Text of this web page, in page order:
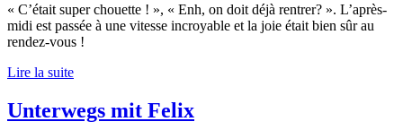
« C’était super chouette ! », « Enh, on doit déjà rentrer? ». L’après-
midi est passée à une vitesse incroyable et la joie était bien sûr au
rendez-vous !
Lire la suite
Unterwegs mit Felix